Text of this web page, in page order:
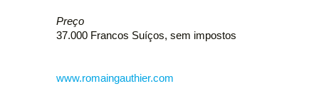
Preço
37.000 Francos Suíços, sem impostos
www.romaingauthier.com